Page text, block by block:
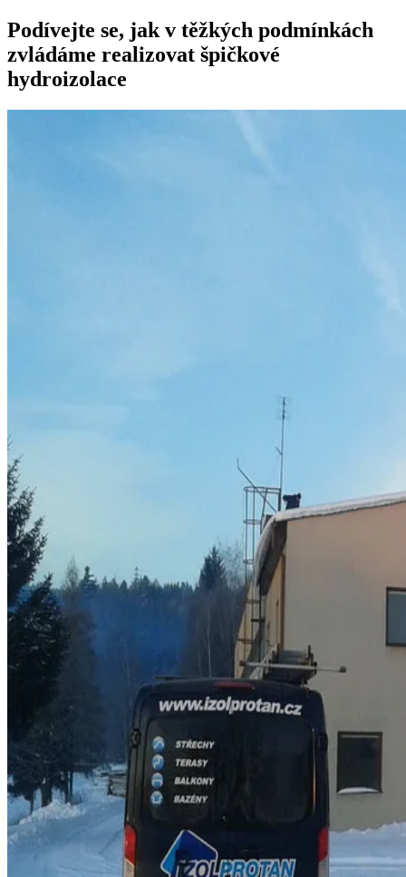
Podívejte se, jak v těžkých podmínkách
zvládáme realizovat špičkové
hydroizolace